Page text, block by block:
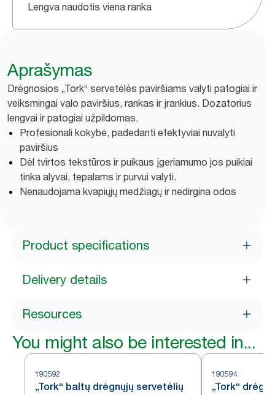
Lengva naudotis viena ranka
Aprašymas
Drėgnosios „Tork“ servetėlės paviršiams valyti patogiai ir
veiksmingai valo paviršius, rankas ir įrankius. Dozatorius
lengvai ir patogiai užpildomas.
Profesionali kokybė, padedanti efektyviai nuvalyti
paviršius
Dėl tvirtos tekstūros ir puikaus įgeriamumo jos puikiai
tinka alyvai, tepalams ir purvui valyti.
Nenaudojama kvapiųjų medžiagų ir nedirgina odos
Product specifications
Delivery details
Resources
You might also be interested in...
190592
„Tork“ baltų drėgnųjų servetėlių
190594
„Tork“